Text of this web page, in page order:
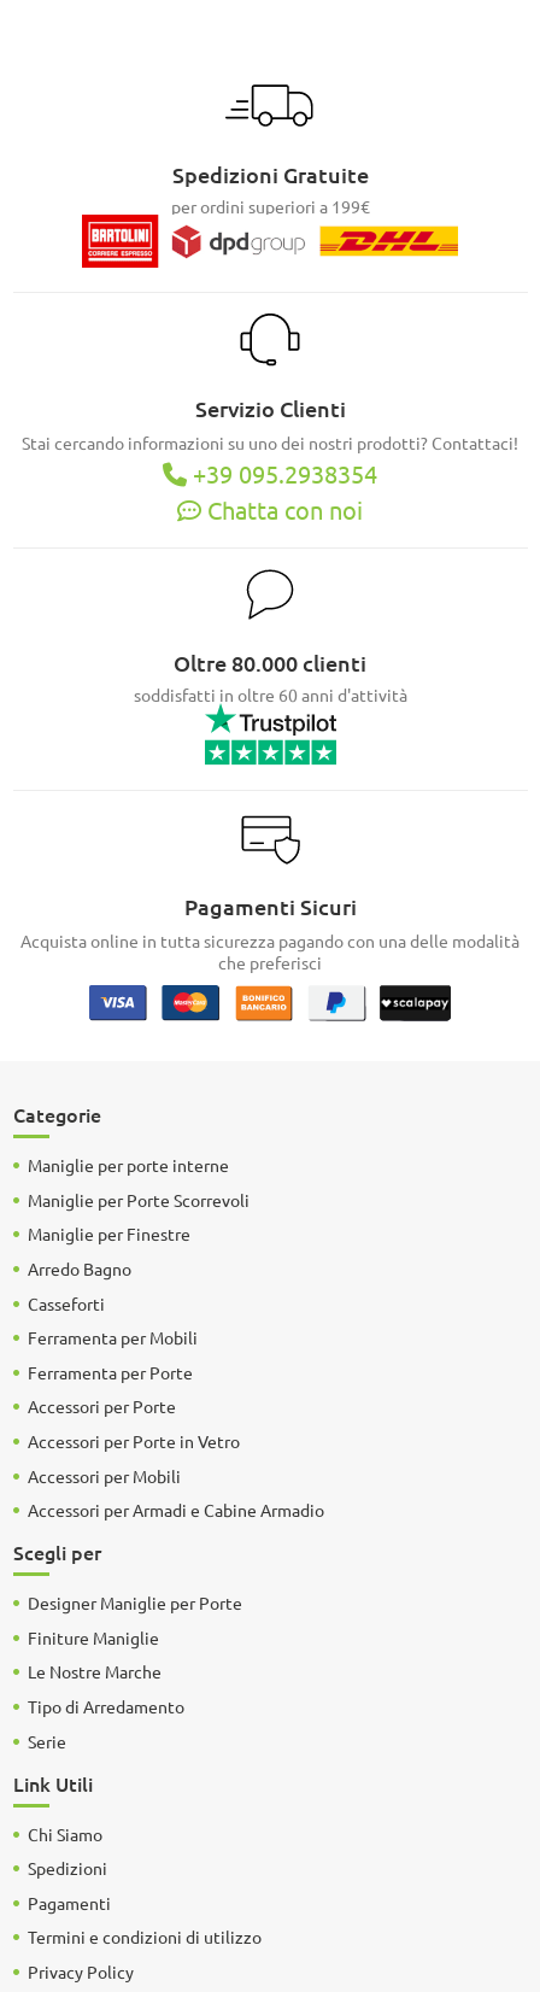
Spedizioni Gratuite
per ordini superiori a 199€
Servizio Clienti
Stai cercando informazioni su uno dei nostri prodotti? Contattaci!
+39 095.2938354
Chatta con noi
Oltre 80.000 clienti
soddisfatti in oltre 60 anni d'attività
Pagamenti Sicuri
Acquista online in tutta sicurezza pagando con una delle modalità
che preferisci
Categorie
Maniglie per porte interne
Maniglie per Porte Scorrevoli
Maniglie per Finestre
Arredo Bagno
Casseforti
Ferramenta per Mobili
Ferramenta per Porte
Accessori per Porte
Accessori per Porte in Vetro
Accessori per Mobili
Accessori per Armadi e Cabine Armadio
Scegli per
Designer Maniglie per Porte
Finiture Maniglie
Le Nostre Marche
Tipo di Arredamento
Serie
Link Utili
Chi Siamo
Spedizioni
Pagamenti
Termini e condizioni di utilizzo
Privacy Policy